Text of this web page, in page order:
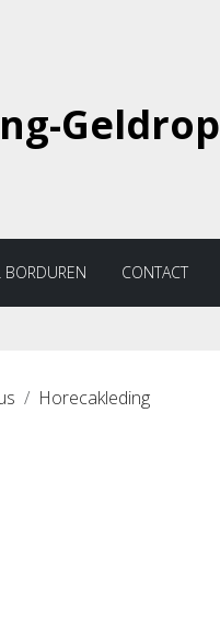
Geldrop
BORDUREN CONTACT
Horecakleding